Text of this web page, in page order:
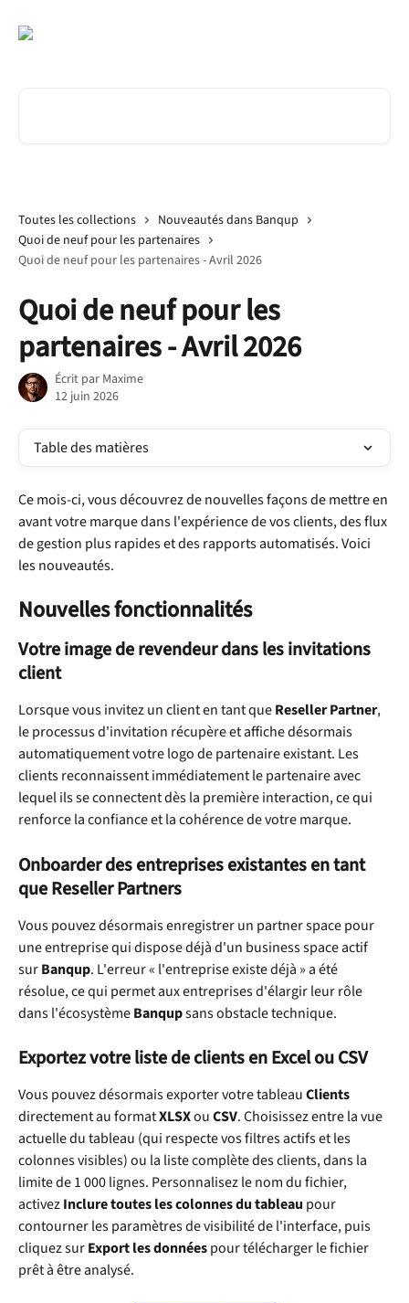
Toutes les collections
Nouveautés dans Banqup
Quoi de neuf pour les partenaires
Quoi de neuf pour les partenaires - Avril 2026
Quoi de neuf pour les
partenaires - Avril 2026
Écrit par Maxime
12 juin 2026
Table des matières
Ce mois-ci, vous découvrez de nouvelles façons de mettre en
avant votre marque dans l'expérience de vos clients, des flux
de gestion plus rapides et des rapports automatisés. Voici
les nouveautés.
Nouvelles fonctionnalités
Votre image de revendeur dans les invitations
client
Lorsque vous invitez un client en tant que Reseller Partner,
le processus d'invitation récupère et affiche désormais
automatiquement votre logo de partenaire existant. Les
clients reconnaissent immédiatement le partenaire avec
lequel ils se connectent dès la première interaction, ce qui
renforce la confiance et la cohérence de votre marque.
Onboarder des entreprises existantes en tant
que Reseller Partners
Vous pouvez désormais enregistrer un partner space pour
une entreprise qui dispose déjà d'un business space actif
sur Banqup. L'erreur « l'entreprise existe déjà » a été
résolue, ce qui permet aux entreprises d'élargir leur rôle
dans l'écosystème Banqup sans obstacle technique.
Exportez votre liste de clients en Excel ou CSV
Vous pouvez désormais exporter votre tableau Clients
directement au format XLSX ou CSV. Choisissez entre la vue
actuelle du tableau (qui respecte vos filtres actifs et les
colonnes visibles) ou la liste complète des clients, dans la
limite de 1 000 lignes. Personnalisez le nom du fichier,
activez Inclure toutes les colonnes du tableau pour
contourner les paramètres de visibilité de l'interface, puis
cliquez sur Export les données pour télécharger le fichier
prêt à être analysé.